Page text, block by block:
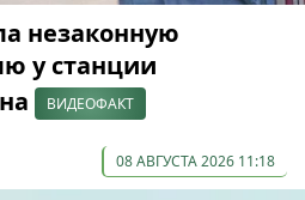
незаконную
у станции
ВИДЕОФАКТ
08 АВГУСТА 2026 11:18